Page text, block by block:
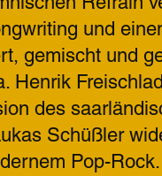
und
gemischt und
Henrik
des
Schüßler
Pop-